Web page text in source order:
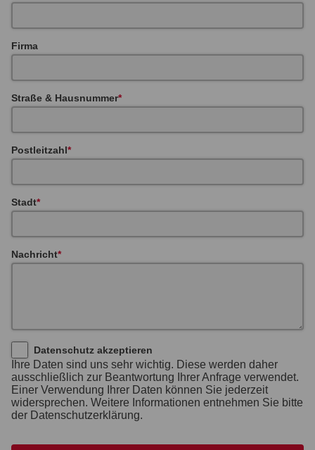
Firma
Straße & Hausnummer
Postleitzahl
Stadt
Nachricht
Datenschutz akzeptieren
Ihre Daten sind uns sehr wichtig. Diese werden daher
ausschließlich zur Beantwortung Ihrer Anfrage verwendet.
Einer Verwendung Ihrer Daten können Sie jederzeit
widersprechen. Weitere Informationen entnehmen Sie bitte
der Datenschutzerklärung.